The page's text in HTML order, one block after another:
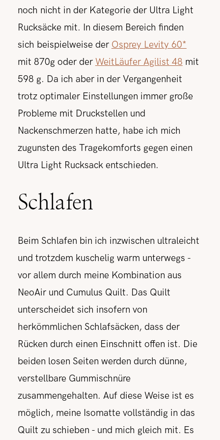
noch nicht in der Kategorie der Ultra Light
Rucksäcke mit. In diesem Bereich finden
sich beispielweise der Osprey Levity 60*
mit 870g oder der WeitLäufer Agilist 48 mit
598 g. Da ich aber in der Vergangenheit
trotz optimaler Einstellungen immer große
Probleme mit Druckstellen und
Nackenschmerzen hatte, habe ich mich
zugunsten des Tragekomforts gegen einen
Ultra Light Rucksack entschieden.
Schlafen
Beim Schlafen bin ich inzwischen ultraleicht
und trotzdem kuschelig warm unterwegs -
vor allem durch meine Kombination aus
NeoAir und Cumulus Quilt. Das Quilt
unterscheidet sich insofern von
herkömmlichen Schlafsäcken, dass der
Rücken durch einen Einschnitt offen ist. Die
beiden losen Seiten werden durch dünne,
verstellbare Gummischnüre
zusammengehalten. Auf diese Weise ist es
möglich, meine Isomatte vollständig in das
Quilt zu schieben - und mich gleich mit. Es